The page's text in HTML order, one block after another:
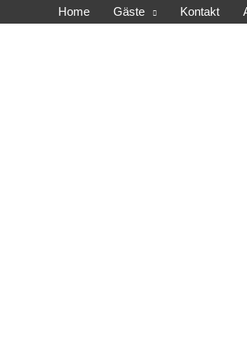
Home Gäste Kontakt